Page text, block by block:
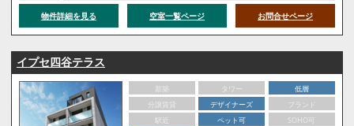
物件詳細を見る 空室一覧ページ お問合せページ
イプセ四谷テラス
新築 タワー
低層
分譲賃貸
デザイナーズ
ブランド
駅近
ペット可
SOHO可